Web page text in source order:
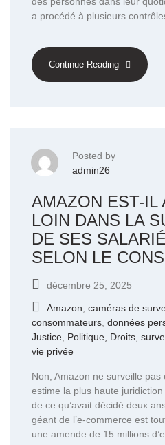
a procédé à plusieurs
Continue Reading
Posted by
admin26
AMAZON EST-IL
LOIN DANS LA
DE SES
SELON LE
décembre 25, 2025
Amazon caméras de
consommateurs données
Justice Politique, Droits
vie privée
Non, Amazon ne surveille pas
estime la plus haute
de ce qu’avait décidé deux
géant de l’e-commerce est
une amende de 15 millions